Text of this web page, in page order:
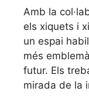
Amb la
els xiquets i
un espai
més
futur. Els
mirada de la